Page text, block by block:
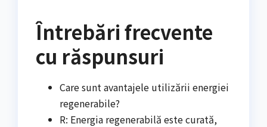
Întrebări frecvente
cu răspunsuri
Care sunt avantajele utilizării energiei
regenerabile?
R: Energia regenerabilă este curată,